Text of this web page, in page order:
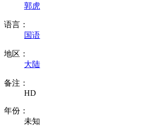
郭虎
语言：
国语
地区：
大陆
备注：
HD
年份：
未知